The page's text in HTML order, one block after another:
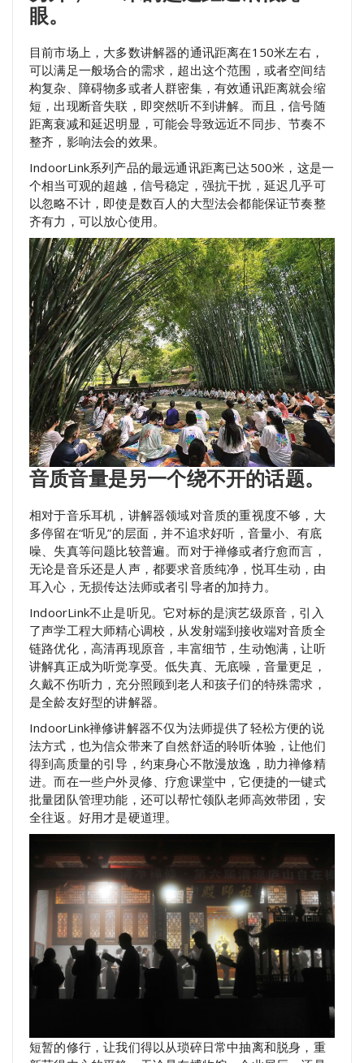
眼。
目前市场上，大多数讲解器的通讯距离在150米左右，
可以满足一般场合的需求，超出这个范围，或者空间结
构复杂、障碍物多或者人群密集，有效通讯距离就会缩
短，出现断音失联，即突然听不到讲解。而且，信号随
距离衰减和延迟明显，可能会导致远近不同步、节奏不
整齐，影响法会的效果。
IndoorLink系列产品的最远通讯距离已达500米，这是一
个相当可观的超越，信号稳定，强抗干扰，延迟几乎可
以忽略不计，即使是数百人的大型法会都能保证节奏整
齐有力，可以放心使用。
音质音量是另一个绕不开的话题。
相对于音乐耳机，讲解器领域对音质的重视度不够，大
多停留在“听见”的层面，并不追求好听，音量小、有底
噪、失真等问题比较普遍。而对于禅修或者疗愈而言，
无论是音乐还是人声，都要求音质纯净，悦耳生动，由
耳入心，无损传达法师或者引导者的加持力。
IndoorLink不止是听见。它对标的是演艺级原音，引入
了声学工程大师精心调校，从发射端到接收端对音质全
链路优化，高清再现原音，丰富细节，生动饱满，让听
讲解真正成为听觉享受。低失真、无底噪，音量更足，
久戴不伤听力，充分照顾到老人和孩子们的特殊需求，
是全龄友好型的讲解器。
IndoorLink禅修讲解器不仅为法师提供了轻松方便的说
法方式，也为信众带来了自然舒适的聆听体验，让他们
得到高质量的引导，约束身心不散漫放逸，助力禅修精
进。而在一些户外灵修、疗愈课堂中，它便捷的一键式
批量团队管理功能，还可以帮忙领队老师高效带团，安
全往返。好用才是硬道理。
短暂的修行，让我们得以从琐碎日常中抽离和脱身，重